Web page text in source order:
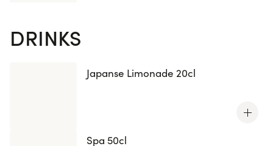
DRINKS
Japanse Limonade 20cl
Spa 50cl